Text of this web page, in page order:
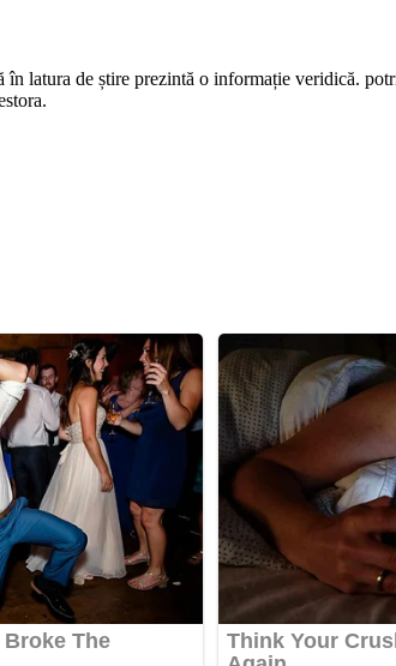
latura de știre prezintă o informație veridică.